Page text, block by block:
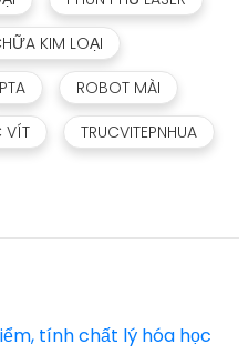
KIM LOẠI
PTA
ROBOT MÀI
VÍT
TRUCVITEPNHUA
tính chất lý hóa học